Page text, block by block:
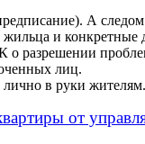
А
жильца и
разрешении
лиц.
в руки жителям.
от